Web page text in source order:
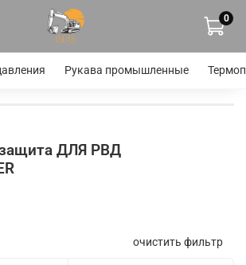
0
Рукава промышленные
ДЛЯ РВД
очистить фильтр